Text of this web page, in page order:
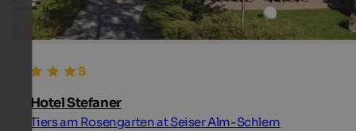
Hotel Stefaner
Tiers am Rosengarten at Seiser Alm-Schlern